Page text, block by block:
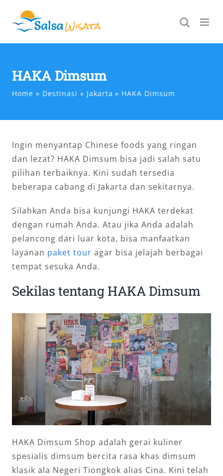
content
HAKA Dimsum
Home Destinasi Jakarta HAKA Dimsum
Ingin menyantap Chinese foods yang ringan
dan lezat? HAKA Dimsum bisa jadi salah satu
pilihan terbaiknya. Kini sudah tersedia
beberapa cabang di Jakarta dan sekitarnya.
Silahkan Anda bisa kunjungi HAKA terdekat
dengan rumah Anda. Atau jika Anda adalah
pelancong dari luar kota, bisa manfaatkan
layanan paket tour agar bisa jelajah berbagai
tempat sesuka Anda.
Sekilas tentang HAKA Dimsum
HAKA Dimsum Shop adalah gerai kuliner
spesialis dimsum bercita rasa khas dimsum
klasik ala Negeri Tiongkok alias Cina. Kini telah